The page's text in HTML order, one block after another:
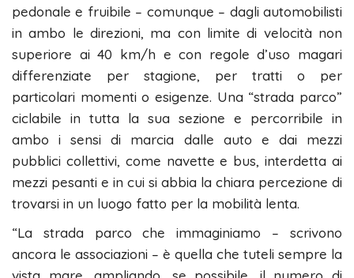
pedonale e fruibile – comunque – dagli automobilisti
in ambo le direzioni, ma con limite di velocità non
superiore ai 40 km/h e con regole d’uso magari
differenziate per stagione, per tratti o per
particolari momenti o esigenze. Una “strada parco”
ciclabile in tutta la sua sezione e percorribile in
ambo i sensi di marcia dalle auto e dai mezzi
pubblici collettivi, come navette e bus, interdetta ai
mezzi pesanti e in cui si abbia la chiara percezione di
trovarsi in un luogo fatto per la mobilità lenta.
“La strada parco che immaginiamo – scrivono
ancora le associazioni – è quella che tuteli sempre la